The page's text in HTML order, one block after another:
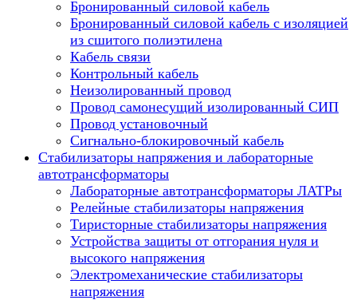
Бронированный силовой кабель
Бронированный силовой кабель с изоляцией
из сшитого полиэтилена
Кабель связи
Контрольный кабель
Неизолированный провод
Провод самонесущий изолированный СИП
Провод установочный
Сигнально-блокировочный кабель
Стабилизаторы напряжения и лабораторные
автотрансформаторы
Лабораторные автотрансформаторы ЛАТРы
Релейные стабилизаторы напряжения
Тиристорные стабилизаторы напряжения
Устройства защиты от отгорания нуля и
высокого напряжения
Электромеханические стабилизаторы
напряжения